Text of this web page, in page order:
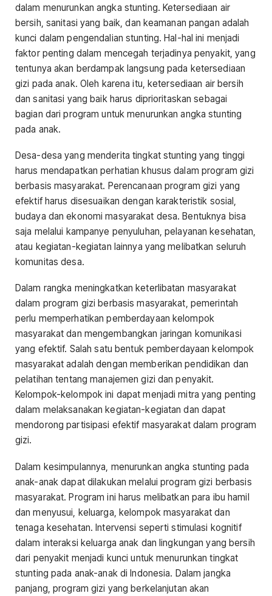
dalam menurunkan angka stunting. Ketersediaan air
bersih, sanitasi yang baik, dan keamanan pangan adalah
kunci dalam pengendalian stunting. Hal-hal ini menjadi
faktor penting dalam mencegah terjadinya penyakit, yang
tentunya akan berdampak langsung pada ketersediaan
gizi pada anak. Oleh karena itu, ketersediaan air bersih
dan sanitasi yang baik harus diprioritaskan sebagai
bagian dari program untuk menurunkan angka stunting
pada anak.
Desa-desa yang menderita tingkat stunting yang tinggi
harus mendapatkan perhatian khusus dalam program gizi
berbasis masyarakat. Perencanaan program gizi yang
efektif harus disesuaikan dengan karakteristik sosial,
budaya dan ekonomi masyarakat desa. Bentuknya bisa
saja melalui kampanye penyuluhan, pelayanan kesehatan,
atau kegiatan-kegiatan lainnya yang melibatkan seluruh
komunitas desa.
Dalam rangka meningkatkan keterlibatan masyarakat
dalam program gizi berbasis masyarakat, pemerintah
perlu memperhatikan pemberdayaan kelompok
masyarakat dan mengembangkan jaringan komunikasi
yang efektif. Salah satu bentuk pemberdayaan kelompok
masyarakat adalah dengan memberikan pendidikan dan
pelatihan tentang manajemen gizi dan penyakit.
Kelompok-kelompok ini dapat menjadi mitra yang penting
dalam melaksanakan kegiatan-kegiatan dan dapat
mendorong partisipasi efektif masyarakat dalam program
gizi.
Dalam kesimpulannya, menurunkan angka stunting pada
anak-anak dapat dilakukan melalui program gizi berbasis
masyarakat. Program ini harus melibatkan para ibu hamil
dan menyusui, keluarga, kelompok masyarakat dan
tenaga kesehatan. Intervensi seperti stimulasi kognitif
dalam interaksi keluarga anak dan lingkungan yang bersih
dari penyakit menjadi kunci untuk menurunkan tingkat
stunting pada anak-anak di Indonesia. Dalam jangka
panjang, program gizi yang berkelanjutan akan